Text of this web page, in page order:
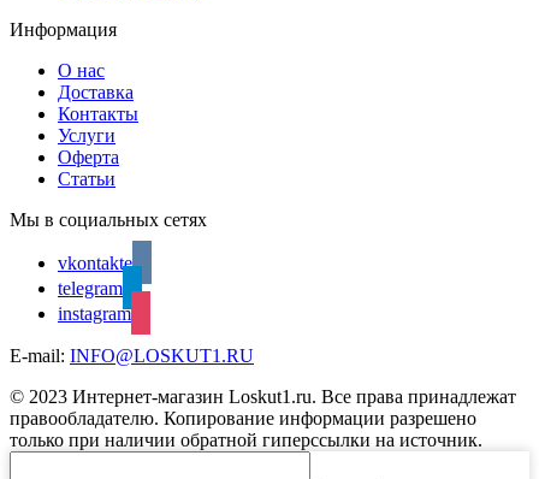
Информация
О нас
Доставка
Контакты
Услуги
Оферта
Статьи
Мы в социальных сетях
vkontakte
telegram
instagram
E-mail: INFO@LOSKUT1.RU
© 2023 Интернет-магазин Loskut1.ru. Все права принадлежат
правообладателю. Копирование информации разрешено
только при наличии обратной гиперссылки на источник.